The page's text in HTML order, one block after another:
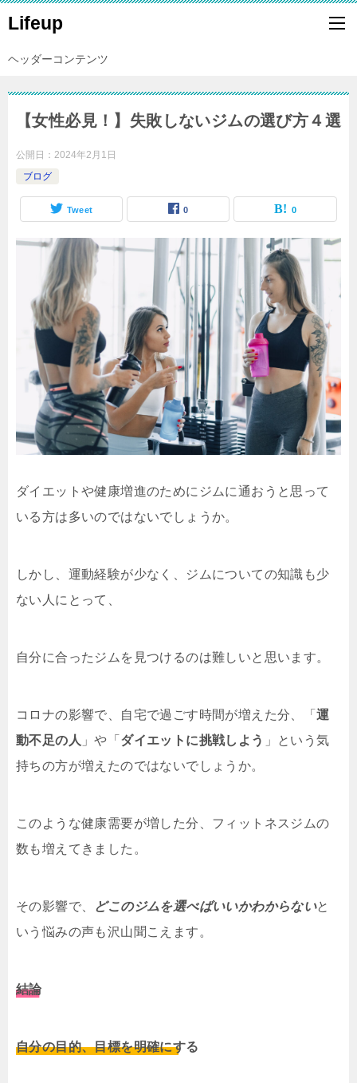
Lifeup
ヘッダーコンテンツ
【女性必見！】失敗しないジムの選び方４選
公開日： 2024年2月1日
ブログ
Tweet 0 0
ダイエットや健康増進のためにジムに通おうと思って
いる方は多いのではないでしょうか。
しかし、運動経験が少なく、ジムについての知識も少
ない人にとって、
自分に合ったジムを見つけるのは難しいと思います。
コロナの影響で、自宅で過ごす時間が増えた分、「運
動不足の人 」や「 ダイエットに挑戦しよう 」という気
持ちの方が増えたのではないでしょうか。
このような健康需要が増した分、フィットネスジムの
数も増えてきました。
その影響で、 どこのジムを選べばいいかわからないと
いう悩みの声も沢山聞こえます。
結論
自分の目的、目標を明確にする